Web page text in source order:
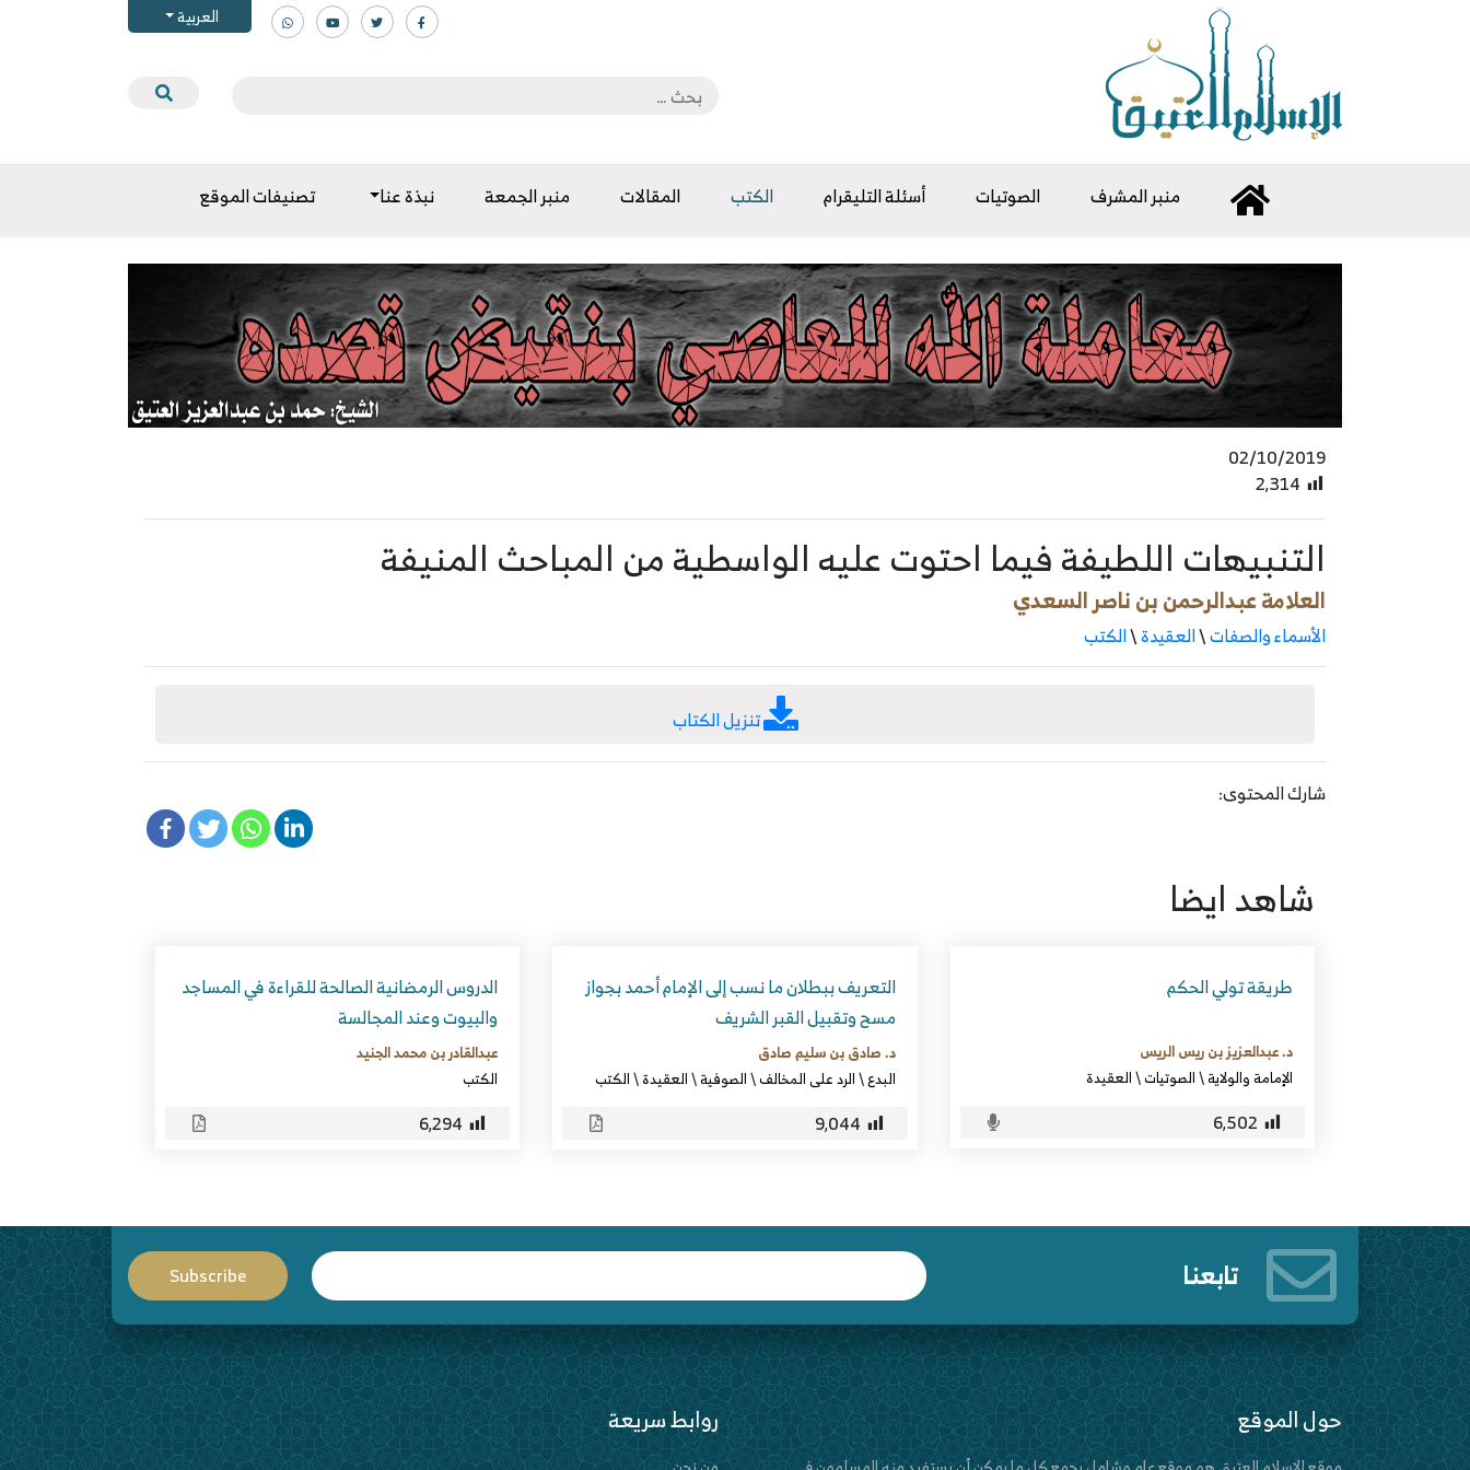
العربية
منبر المشرف الصوتيات أسئلة التليقرام الكتب المقالات منبر الجمعة نبذة عنا تصنيفات الموقع
02/10/2019
2٬314
التنبيهات اللطيفة فيما احتوت عليه الواسطية من المباحث المنيفة
العلامة عبدالرحمن بن ناصر السعدي
الأسماء والصفات\العقيدة\الكتب
تنزيل الكتاب
شارك المحتوى:
شاهد ايضا
طريقة تولي الحكم
د. عبدالعزيز بن ريس الريس
الإمامة والولاية\الصوتيات\العقيدة
6٬502
التعريف ببطلان ما نسب إلى الإمام أحمد بجواز
مسح وتقبيل القبر الشريف
د. صادق بن سليم صادق
البدع\الرد على المخالف\الصوفية\العقيدة\الكتب
9٬044
الدروس الرمضانية الصالحة للقراءة في المساجد
والبيوت وعند المجالسة
عبدالقادر بن محمد الجنيد
الكتب
6٬294
تابعنا
حول الموقع روابط سريعة